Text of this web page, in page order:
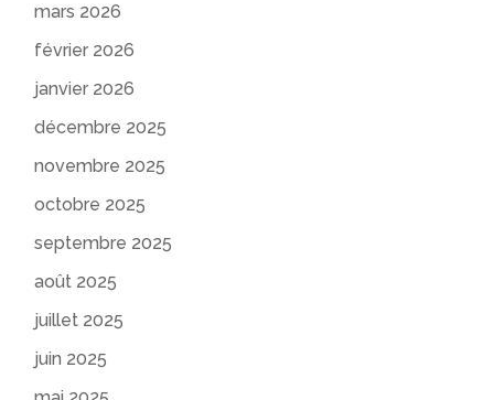
mars 2026
février 2026
janvier 2026
décembre 2025
novembre 2025
octobre 2025
septembre 2025
août 2025
juillet 2025
juin 2025